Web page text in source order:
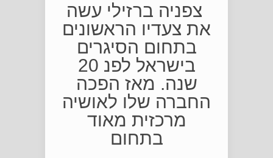
צפניה ברזילי עשה
את צעדיו הראשונים
בתחום הסיגרים
בישראל לפנ 20
שנה. מאז הפכה
החברה שלו לאושיה
מרכזית מאוד
בתחום